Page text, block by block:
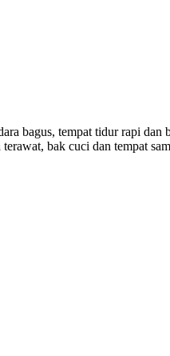
bagus, tempat tidur rapi
bak cuci dan tempat